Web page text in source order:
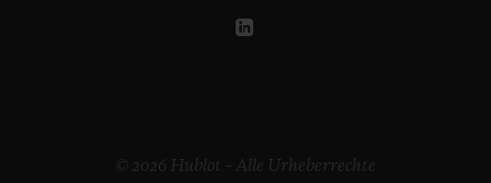
© 2026 Hublot – Alle Urheberrechte